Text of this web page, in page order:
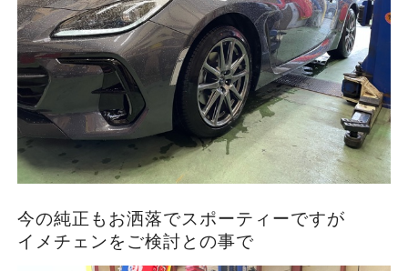
今の純正もお洒落でスポーティーですが
イメチェンをご検討との事で